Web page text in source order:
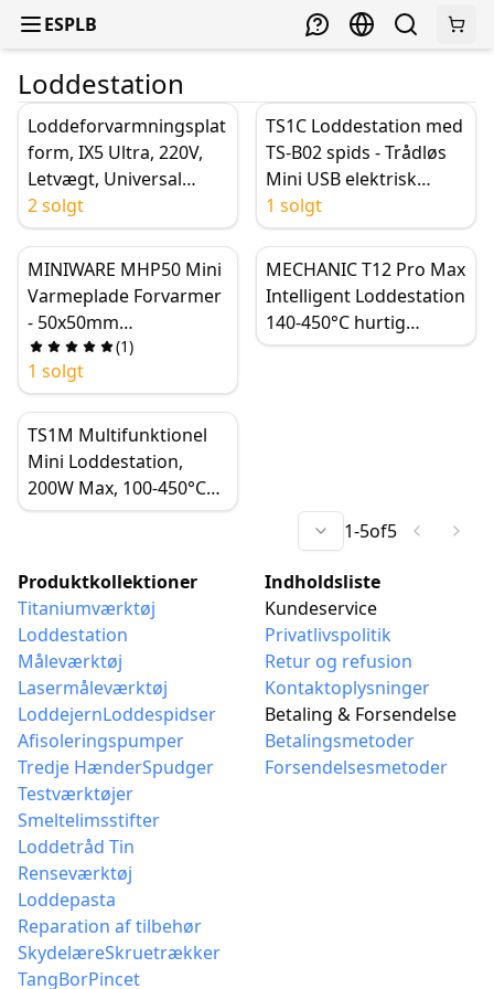
ESPLB
Loddestation
Loddeforvarmningsplat
form, IX5 Ultra, 220V,
Letvægt, Universal
Bundkortreparation,
med Klemme
2 solgt
TS1C Loddestation med
TS-B02 spids - Trådløs
Mini USB elektrisk
loddekolbe, Digital
display, Kondensator
drevet til efterarbejde
1 solgt
MINIWARE MHP50 Mini
Varmeplade Forvarmer
- 50x50mm
Opvarmningsområde,
350℃ Intelligent
Temperatur Kontrol
Værktøj
(1)
1 solgt
MECHANIC T12 Pro Max
Intelligent Loddestation
140-450°C hurtig
opvarmning T12-
TS1M Multifunktionel
Mini Loddestation,
200W Max, 100-450°C
Justerbar, USB-C & DC
Professionelt
Elektronikværktøjssæt
1-5of5
Produktkollektioner
Titaniumværktøj
Loddestation
Måleværktøj
Lasermåleværktøj
LoddejernLoddespidser
Afisoleringspumper
Tredje HænderSpudger
Testværktøjer
Smeltelimsstifter
Loddetråd Tin
Renseværktøj
Loddepasta
Reparation af tilbehør
SkydelæreSkruetrækker
TangBorPincet
Indholdsliste
Kundeservice
Privatlivspolitik
Retur og refusion
Kontaktoplysninger
Betaling & Forsendelse
Betalingsmetoder
Forsendelsesmetoder